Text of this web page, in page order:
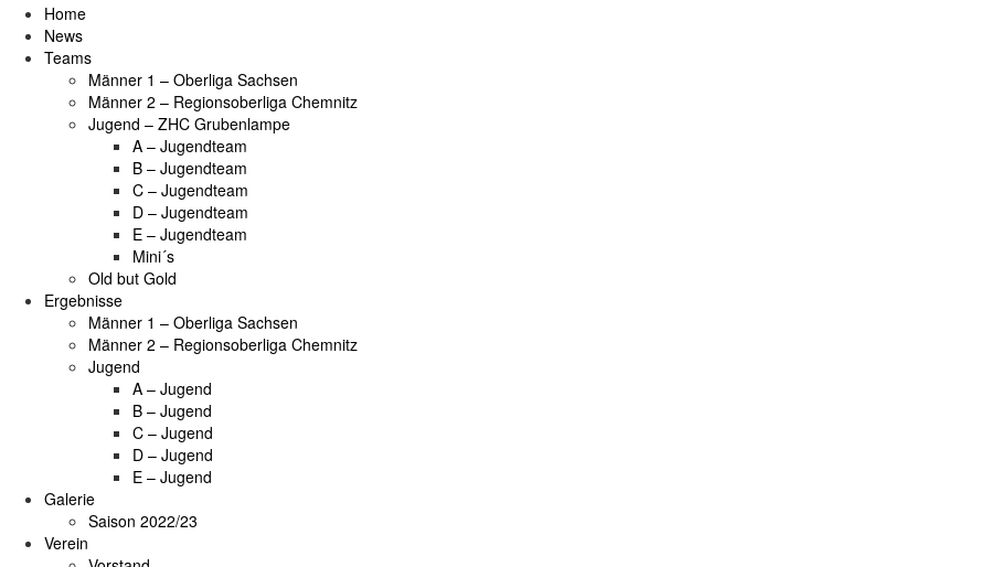
Home
News
Teams
Männer 1 – Oberliga Sachsen
Männer 2 – Regionsoberliga Chemnitz
Jugend – ZHC Grubenlampe
A – Jugendteam
B – Jugendteam
C – Jugendteam
D – Jugendteam
E – Jugendteam
Mini´s
Old but Gold
Ergebnisse
Männer 1 – Oberliga Sachsen
Männer 2 – Regionsoberliga Chemnitz
Jugend
A – Jugend
B – Jugend
C – Jugend
D – Jugend
E – Jugend
Galerie
Saison 2022/23
Verein